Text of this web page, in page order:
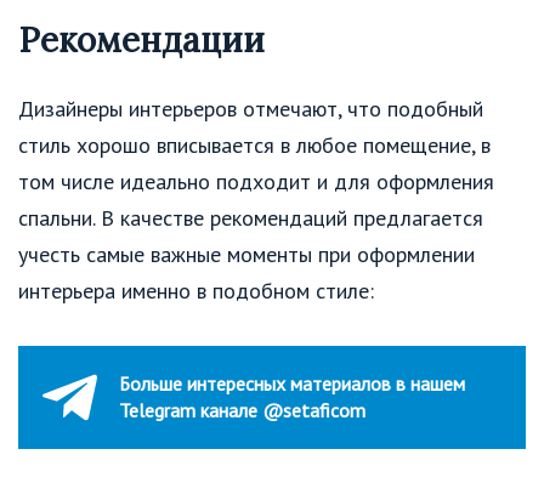
Рекомендации
Дизайнеры интерьеров отмечают, что подобный
стиль хорошо вписывается в любое помещение, в
том числе идеально подходит и для оформления
спальни. В качестве рекомендаций предлагается
учесть самые важные моменты при оформлении
интерьера именно в подобном стиле:
Больше интересных материалов в нашем
Telegram канале @setaficom